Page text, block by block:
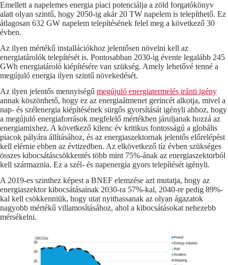
Emellett a napelemes energia piaci potenciálja a zöld forgatókönyv
alatt olyan szintű, hogy 2050-ig akár 20 TW napelem is telepíthető. Ez
átlagosan 632 GW napelem telepítésének felel meg a következő 30
évben.
Az ilyen mértékű installációkhoz jelentősen növelni kell az
energiatárolók telepítését is. Pontosabban 2030-ig évente legalább 245
GWh energiatároló kiépítésére van szükség. Amely lehetővé tenné a
megújuló energia ilyen szintű növekedését.
Az ilyen jelentős mennyiségű megújuló energiatermelés iránti igény
annak köszönhető, hogy ez az energiaátmenet gerincét alkotja, mivel a
nap- és szélenergia kiépítésének sürgős gyorsítását igényli ahhoz, hogy
a megújuló energiaforrások megfelelő mértékben járuljanak hozzá az
energiamixhez. A következő kilenc év kritikus fontosságú a globális
piacok pályára állításához, és az energiaszektornak jelentős előrelépést
kell elérnie ebben az évtizedben. Az elkövetkező tíz évben szükséges
összes kibocsátáscsökkentés több mint 75%-ának az energiaszektorból
kell származnia. Ez a szél- és napenergia gyors telepítését igényli.
A 2019-es szinthez képest a BNEF elemzése azt mutatja, hogy az
energiaszektor kibocsátásainak 2030-ra 57%-kal, 2040-re pedig 89%-
kal kell csökkenniük, hogy utat nyithassanak az olyan ágazatok
nagyobb mértékű villamosításához, ahol a kibocsátásokat nehezebb
mérsékelni.